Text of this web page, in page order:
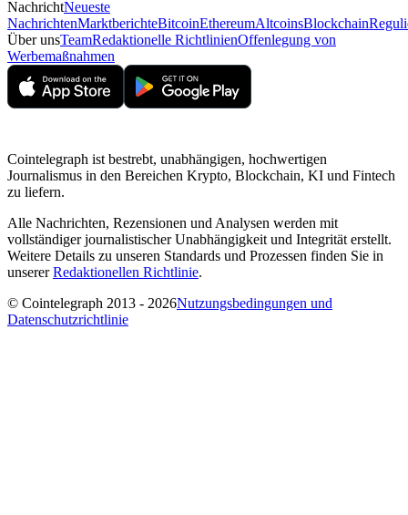
NachrichtNeueste
NachrichtenMarktberichteBitcoinEthereumAltcoinsBlockchain
Über unsTeamRedaktionelle RichtlinienOffenlegung von
Werbemaßnahmen
Cointelegraph ist bestrebt, unabhängigen, hochwertigen
Journalismus in den Bereichen Krypto, Blockchain, KI und Fintech
zu liefern.
Alle Nachrichten, Rezensionen und Analysen werden mit
vollständiger journalistischer Unabhängigkeit und Integrität erstellt.
Weitere Details zu unseren Standards und Prozessen finden Sie in
unsererRedaktionellen Richtlinie.
© Cointelegraph 2013 - 2026Nutzungsbedingungen und
Datenschutzrichtlinie